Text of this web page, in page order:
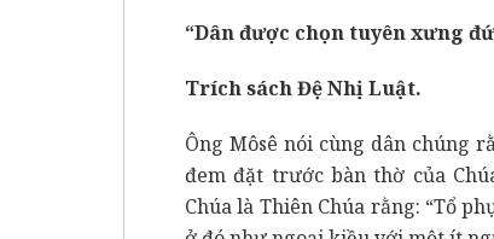
“Dân được chọn tuyên xưng
Trích sách Đệ Nhị Luật.
Ông Môsê nói cùng dân chúng
đem đặt trước bàn thờ của
Chúa là Thiên Chúa rằng: “Tổ